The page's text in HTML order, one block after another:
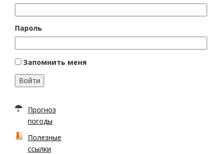
Пароль
Запомнить меня
Войти
Прогноз
погоды
Полезные
ссылки